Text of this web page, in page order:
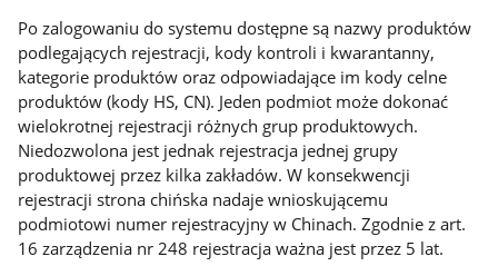
Po zalogowaniu do systemu dostępne są nazwy produktów
podlegających rejestracji, kody kontroli i kwarantanny,
kategorie produktów oraz odpowiadające im kody celne
produktów (kody HS, CN). Jeden podmiot może dokonać
wielokrotnej rejestracji różnych grup produktowych.
Niedozwolona jest jednak rejestracja jednej grupy
produktowej przez kilka zakładów. W konsekwencji
rejestracji strona chińska nadaje wnioskującemu
podmiotowi numer rejestracyjny w Chinach. Zgodnie z art.
16 zarządzenia nr 248 rejestracja ważna jest przez 5 lat.